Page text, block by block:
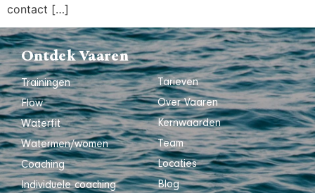
contact […]
Ontdek Vaaren
Trainingen
Flow
Waterfit
Watermen/women
Coaching
Individuele coaching
Tarieven
Over Vaaren
Kernwaarden
Team
Locaties
Blog